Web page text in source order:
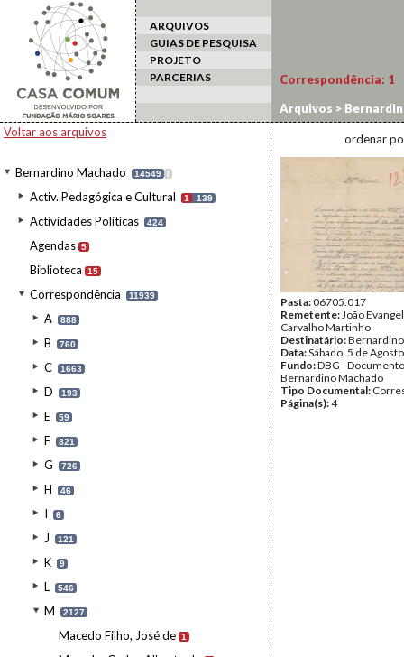
ARQUIVOS
GUIAS DE PESQUISA
PROJETO
PARCERIAS
Voltar aos arquivos
Bernardino Machado 14549 I
Activ. Pedagógica e Cultural 1 139
Actividades Políticas 424
Agendas 5
Biblioteca 15
Correspondência 11939
A 888
B 760
C 1663
D 193
E 59
F 821
G 726
H 46
I 6
J 121
K 9
L 546
M 2127
Macedo Filho, José de 1
Correspondência: 1
Arquivos >
ordenar
Pasta:06705.017
Remetente:João
Carvalho Martinho
Destinatário:
Data:Sábado, 5 de
Fundo:DBG -
Bernardino Machado
Tipo Documental:
Página(s):4